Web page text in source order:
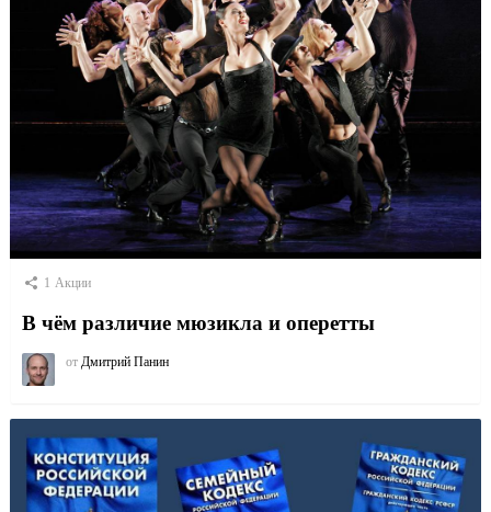
1 Акции
В чём различие мюзикла и оперетты
от Дмитрий Панин